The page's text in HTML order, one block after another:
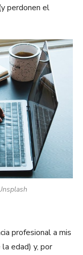
perdonen el
profesional a mis
edad) y, por